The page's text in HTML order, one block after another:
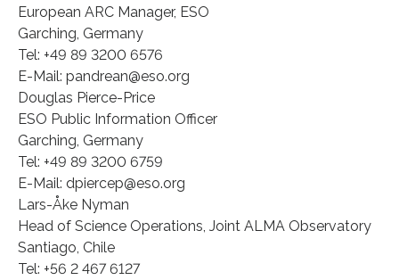
European ARC Manager, ESO
Garching, Germany
Tel: +49 89 3200 6576
E-Mail: pandrean@eso.org
Douglas Pierce-Price
ESO Public Information Officer
Garching, Germany
Tel: +49 89 3200 6759
E-Mail: dpiercep@eso.org
Lars-Åke Nyman
Head of Science Operations, Joint ALMA Observatory
Santiago, Chile
Tel: +56 2 467 6127